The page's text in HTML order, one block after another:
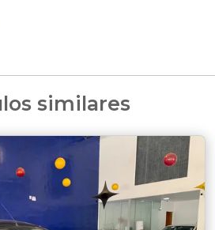
similares